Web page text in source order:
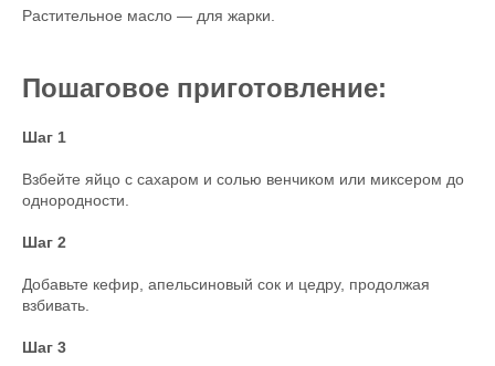
Растительное масло — для жарки.
Пошаговое приготовление:
Шаг 1
Взбейте яйцо с сахаром и солью венчиком или миксером до
однородности.
Шаг 2
Добавьте кефир, апельсиновый сок и цедру, продолжая
взбивать.
Шаг 3